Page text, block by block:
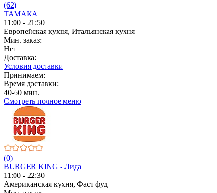
(62)
ТАМАКА
11:00 - 21:50
Европейская кухня, Итальянская кухня
Мин. заказ:
Нет
Доставка:
Условия доставки
Принимаем:
Время доставки:
40-60 мин.
Смотреть полное меню
(0)
BURGER KING - Лида
11:00 - 22:30
Американская кухня, Фаст фуд